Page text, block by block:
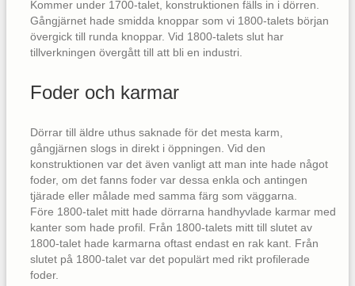
Kommer under 1700-talet, konstruktionen fälls in i dörren.
Gångjärnet hade smidda knoppar som vi 1800-talets början
övergick till runda knoppar. Vid 1800-talets slut har
tillverkningen övergått till att bli en industri.
Foder och karmar
Dörrar till äldre uthus saknade för det mesta karm,
gångjärnen slogs in direkt i öppningen. Vid den
konstruktionen var det även vanligt att man inte hade något
foder, om det fanns foder var dessa enkla och antingen
tjärade eller målade med samma färg som väggarna.
Före 1800-talet mitt hade dörrarna handhyvlade karmar med
kanter som hade profil. Från 1800-talets mitt till slutet av
1800-talet hade karmarna oftast endast en rak kant. Från
slutet på 1800-talet var det populärt med rikt profilerade
foder.